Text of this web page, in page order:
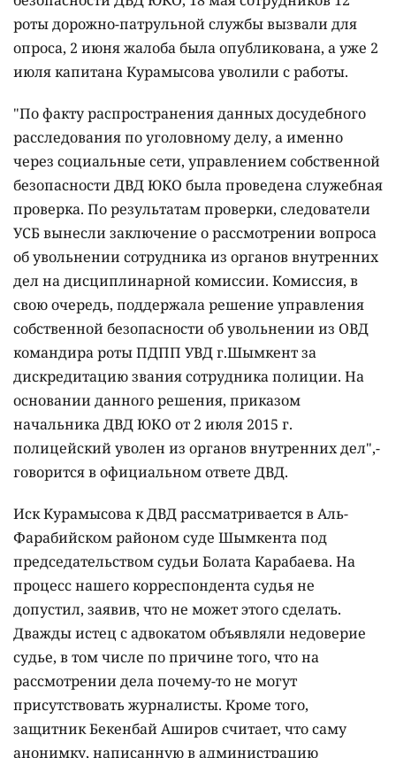
роты дорожно-патрульной службы вызвали для
опроса, 2 июня жалоба была опубликована, а уже 2
июля капитана Курамысова уволили с работы.
"По факту распространения данных досудебного
расследования по уголовному делу, а именно
через социальные сети, управлением собственной
безопасности ДВД ЮКО была проведена служебная
проверка. По результатам проверки, следователи
УСБ вынесли заключение о рассмотрении вопроса
об увольнении сотрудника из органов внутренних
дел на дисциплинарной комиссии. Комиссия, в
свою очередь, поддержала решение управления
собственной безопасности об увольнении из ОВД
командира роты ПДПП УВД г.Шымкент за
дискредитацию звания сотрудника полиции. На
основании данного решения, приказом
начальника ДВД ЮКО от 2 июля 2015 г.
полицейский уволен из органов внутренних дел",-
говорится в официальном ответе ДВД.
Иск Курамысова к ДВД рассматривается в Аль-
Фарабийском районом суде Шымкента под
председательством судьи Болата Карабаева. На
процесс нашего корреспондента судья не
допустил, заявив, что не может этого сделать.
Дважды истец с адвокатом объявляли недоверие
судье, в том числе по причине того, что на
рассмотрении дела почему-то не могут
присутствовать журналисты. Кроме того,
защитник Бекенбай Аширов считает, что саму
анонимку, написанную в администрацию